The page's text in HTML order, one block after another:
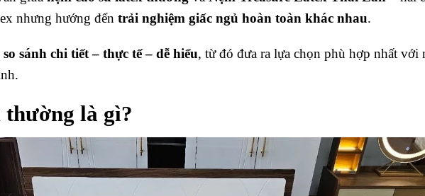
nhưng hướng đến trải nghiệm giấc ngủ hoàn toàn khác nhau.
so sánh chi tiết – thực tế – dễ hiểu, từ đó đưa ra lựa chọn phù hợp nhất với
thường là gì?